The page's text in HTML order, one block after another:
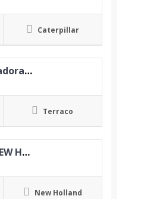
Caterpillar
Terraco
Braço Retroescavadora TERRACO
New Holland
Condicionadora NEW HOLLAND